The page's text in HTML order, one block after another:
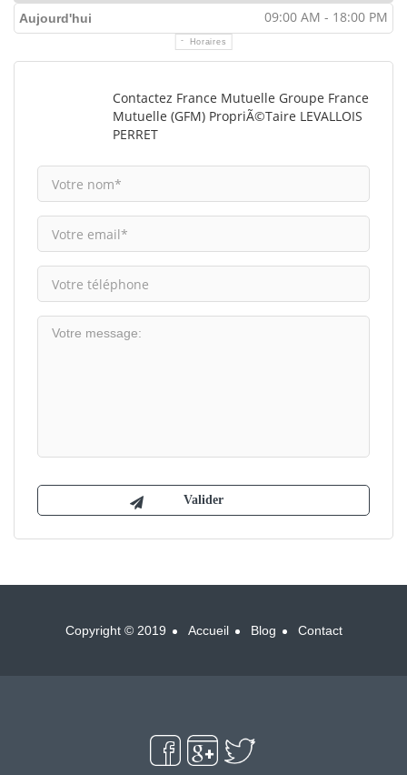
Aujourd'hui 09:00 AM - 18:00 PM
Horaires
Contactez France Mutuelle Groupe France
Mutuelle (GFM) PropriÃ©taire LEVALLOIS
PERRET
Copyright © 2019 Accueil Blog Contact